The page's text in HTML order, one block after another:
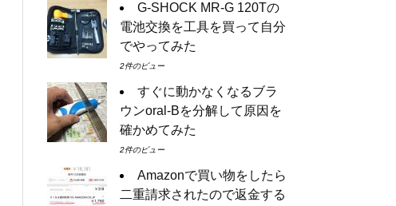
G-SHOCK MR-G 120Tの
電池交換を工具を買って自分
でやってみた
2件のビュー
すぐに動かなくなるブラ
ウンoral-Bを分解して原因を
確かめてみた
2件のビュー
Amazonで買い物をしたら
二重請求されたので返金する